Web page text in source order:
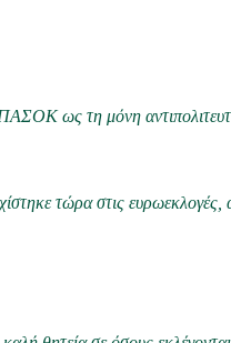
ως τη μόνη
τώρα στις ευρωεκλογές,